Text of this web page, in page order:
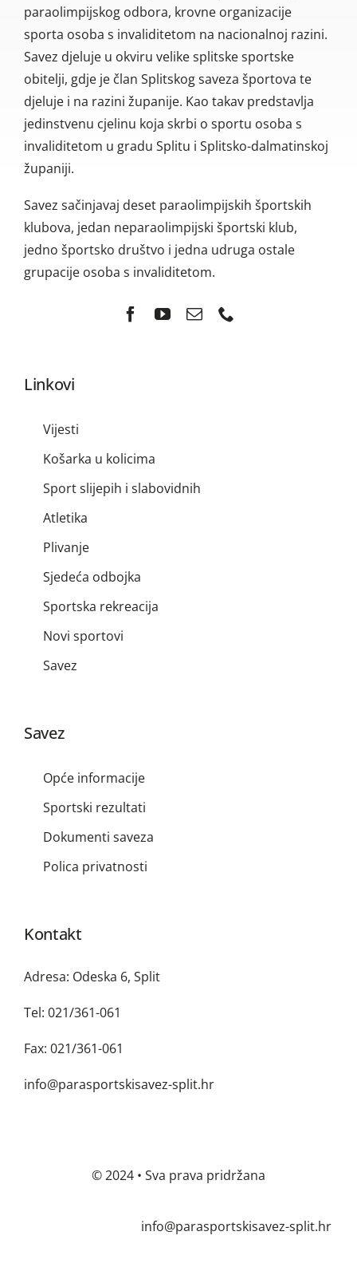
paraolimpijskog odbora, krovne organizacije
sporta osoba s invaliditetom na nacionalnoj razini.
Savez djeluje u okviru velike splitske sportske
obitelji, gdje je član Splitskog saveza športova te
djeluje i na razini županije. Kao takav predstavlja
jedinstvenu cjelinu koja skrbi o sportu osoba s
invaliditetom u gradu Splitu i Splitsko-dalmatinskoj
županiji.
Savez sačinjavaj deset paraolimpijskih športskih
klubova, jedan neparaolimpijski športski klub,
jedno športsko društvo i jedna udruga ostale
grupacije osoba s invaliditetom.
Linkovi
Vijesti
Košarka u kolicima
Sport slijepih i slabovidnih
Atletika
Plivanje
Sjedeća odbojka
Sportska rekreacija
Novi sportovi
Savez
Savez
Opće informacije
Sportski rezultati
Dokumenti saveza
Polica privatnosti
Kontakt
Adresa: Odeska 6, Split
Tel: 021/361-061
Fax: 021/361-061
info@parasportskisavez-split.hr
© 2024 • Sva prava pridržana
info@parasportskisavez-split.hr